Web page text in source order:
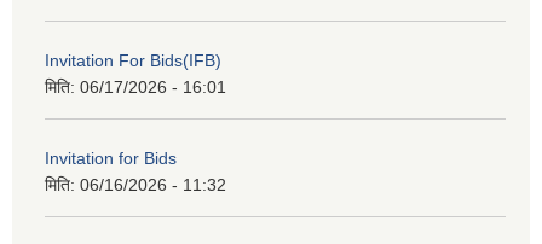
Invitation For Bids(IFB)
मिति: 06/17/2026 - 16:01
Invitation for Bids
मिति: 06/16/2026 - 11:32